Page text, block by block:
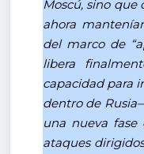
Moscú, sino que
ahora
del marco de
libera
capacidad para
dentro de
una nueva fase
ataques